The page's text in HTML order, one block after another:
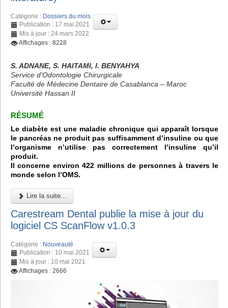
Catégorie : Dossiers du mois
Publication : 17 mai 2021
Mis à jour : 24 mars 2022
Affichages : 8228
S. ADNANE, S. HAITAMI, I. BENYAHYA
Service d'Odontologie Chirurgicale
Faculté de Médecine Dentaire de Casablanca – Maroc
Université Hassan II
RÉSUMÉ
Le diabète est une maladie chronique qui apparaît lorsque
le pancréas ne produit pas suffisamment d’insuline ou que
l’organisme n’utilise pas correctement l’insuline qu’il
produit.
Il concerne environ 422 millions de personnes à travers le
monde selon l’OMS.
Lire la suite...
Carestream Dental publie la mise à jour du
logiciel CS ScanFlow v1.0.3
Catégorie : Nouveauté
Publication : 10 mai 2021
Mis à jour : 10 mai 2021
Affichages : 2666